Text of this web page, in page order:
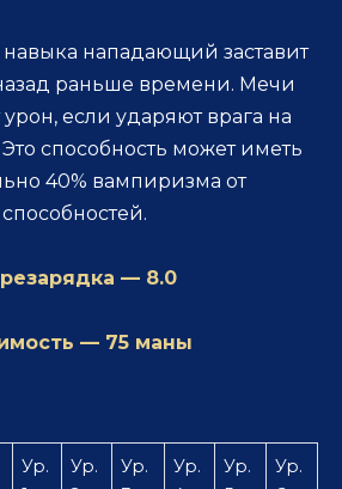
нападающий заставит
раньше времени. Мечи
если ударяют врага на
способность может иметь
40% вампиризма от
способностей.
— 8.0
— 75 маны
Ур.
Ур.
Ур.
Ур.
Ур.
Ур.